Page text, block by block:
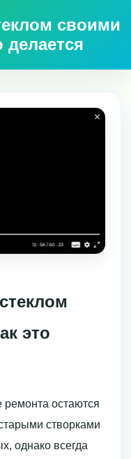
своими
делается
это
остаются
створками
однако всегда